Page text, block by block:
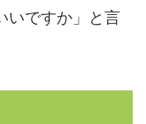
いですか」と言